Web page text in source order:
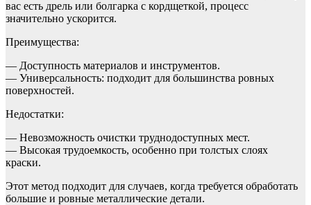
вас есть дрель или болгарка с кордщеткой, процесс
значительно ускорится.
Преимущества:
— Доступность материалов и инструментов.
— Универсальность: подходит для большинства ровных
поверхностей.
Недостатки:
— Невозможность очистки труднодоступных мест.
— Высокая трудоемкость, особенно при толстых слоях
краски.
Этот метод подходит для случаев, когда требуется обработать
большие и ровные металлические детали.